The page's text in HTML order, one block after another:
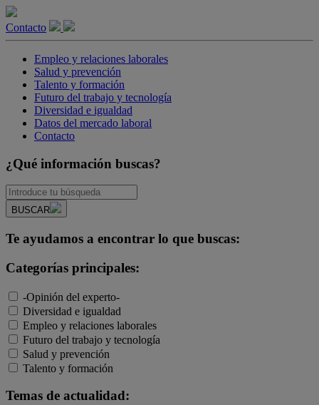
Contacto
Empleo y relaciones laborales
Salud y prevención
Talento y formación
Futuro del trabajo y tecnología
Diversidad e igualdad
Datos del mercado laboral
Contacto
¿Qué información buscas?
BUSCAR
Te ayudamos a encontrar lo que buscas:
Categorías principales:
-Opinión del experto-
Diversidad e igualdad
Empleo y relaciones laborales
Futuro del trabajo y tecnología
Salud y prevención
Talento y formación
Temas de actualidad: